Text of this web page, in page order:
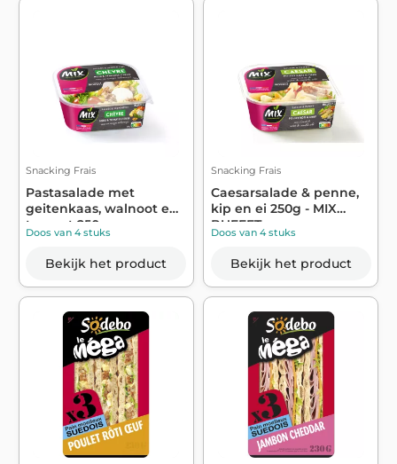
Snacking Frais
Pastasalade met
geitenkaas, walnoot en
tomaat 250g - ...
Doos van 4 stuks
Bekijk het product
Snacking Frais
Caesarsalade & penne,
kip en ei 250g - MIX
BUFFET
Doos van 4 stuks
Bekijk het product